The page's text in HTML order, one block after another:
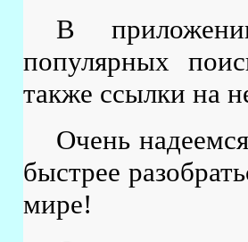
В
популярных
также ссылки на
Очень
быстрее
мире!